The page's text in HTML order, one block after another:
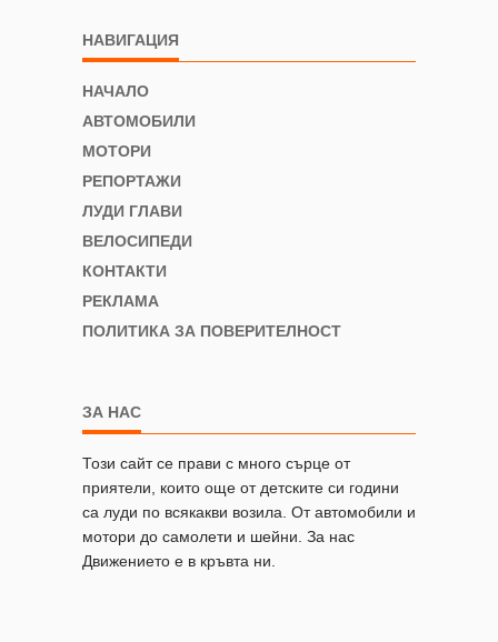
НАВИГАЦИЯ
НАЧАЛО
АВТОМОБИЛИ
МОТОРИ
РЕПОРТАЖИ
ЛУДИ ГЛАВИ
ВЕЛОСИПЕДИ
КОНТАКТИ
РЕКЛАМА
ПОЛИТИКА ЗА ПОВЕРИТЕЛНОСТ
ЗА НАС
Този сайт се прави с много сърце от
приятели, които още от детските си години
са луди по всякакви возила. От автомобили и
мотори до самолети и шейни. За нас
Движението е в кръвта ни.